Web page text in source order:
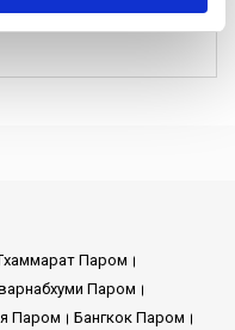
Паром
Паром
Паром
Бангкок Паром